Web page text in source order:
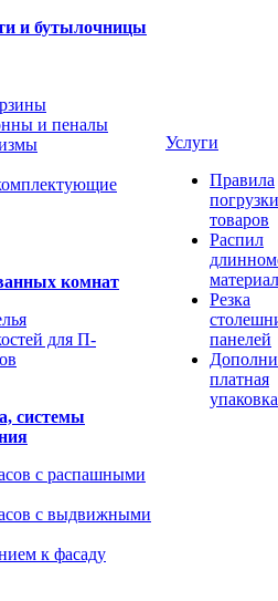
и бутылочницы
и пеналы
комнат
для П-
системы
с распашными
с выдвижными
к фасаду
Услуги
Правила
погрузки
товаров
Распил
Резка
панелей
платная
упаковка